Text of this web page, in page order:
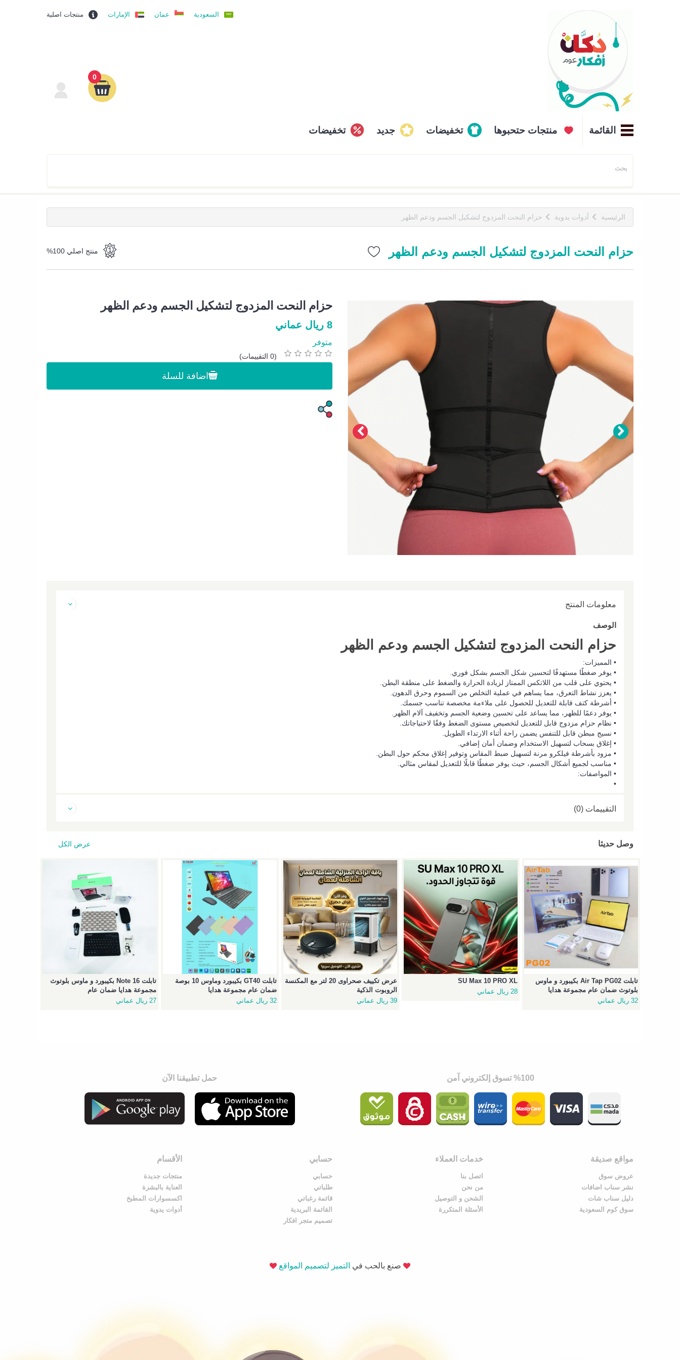
السعودية عمان الإمارات منتجات اصلية
0
القائمة منتجات حتحبوها تخفيضات جديد تخفيضات
الرئيسية أدوات يدوية حزام النحت المزدوج لتشكيل الجسم ودعم الظهر
حزام النحت المزدوج لتشكيل الجسم ودعم الظهر منتج اصلي 100%
حزام النحت المزدوج لتشكيل الجسم ودعم الظهر
8 ريال عماني
متوفر
(0 التقييمات)
اضافة للسلة
معلومات المنتج
الوصف
حزام النحت المزدوج لتشكيل الجسم ودعم الظهر
• المميزات:
• يوفر ضغطًا مستهدفًا لتحسين شكل الجسم بشكل فوري.
• يحتوي على قلب من اللاتكس الممتاز لزيادة الحرارة والضغط على منطقة البطن.
• يعزز نشاط التعرق، مما يساهم في عملية التخلص من السموم وحرق الدهون.
• أشرطة كتف قابلة للتعديل للحصول على ملاءمة مخصصة تناسب جسمك.
• يوفر دعمًا للظهر، مما يساعد على تحسين وضعية الجسم وتخفيف آلام الظهر.
• نظام حزام مزدوج قابل للتعديل لتخصيص مستوى الضغط وفقًا لاحتياجاتك.
• نسيج مبطن قابل للتنفس يضمن راحة أثناء الارتداء الطويل.
• إغلاق بسحاب لتسهيل الاستخدام وضمان أمان إضافي.
• مزود بأشرطة فيلكرو مرنة لتسهيل ضبط المقاس وتوفير إغلاق محكم حول البطن.
• مناسب لجميع أشكال الجسم، حيث يوفر ضغطًا قابلًا للتعديل لمقاس مثالي.
• المواصفات:
•
التقييمات (0)
وصل حديثا عرض الكل
تابلت Note 16 بكيبورد و ماوس بلوتوث
مجموعة هدايا ضمان عام
27 ريال عماني
تابلت GT40 بكيبورد وماوس 10 بوصة
ضمان عام مجموعة هدايا
32 ريال عماني
عرض تكييف صحراوى 20 لتر مع المكنسة
الروبوت الذكية
39 ريال عماني
SU Max 10 PRO XL
28 ريال عماني
تابلت Air Tap PG02 بكيبورد و ماوس
بلوتوث ضمان عام مجموعة هدايا
32 ريال عماني
%100 تسوق إلكتروني آمن حمل تطبيقنا الآن
مواقع صديقة
عروض سوق
نشر سناب اضافات
دليل سناب شات
سوق كوم السعودية
خدمات العملاء
اتصل بنا
من نحن
الشحن و التوصيل
الأسئلة المتكررة
حسابي
حسابي
طلباتي
قائمة رغباتي
القائمة البريدية
تصميم متجر افكار
الأقسام
منتجات جديدة
العناية بالبشرة
اكسسوارات المطبخ
أدوات يدوية
صنع بالحب في التميز لتصميم المواقع